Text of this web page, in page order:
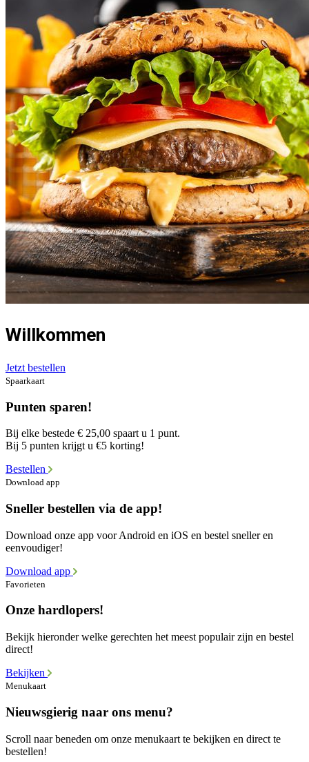
Willkommen
Jetzt bestellen
Spaarkaart
Punten sparen!
Bij elke bestede € 25,00 spaart u 1 punt.
Bij 5 punten krijgt u €5 korting!
Bestellen
Download app
Sneller bestellen via de app!
Download onze app voor Android en iOS en bestel sneller en
eenvoudiger!
Download app
Favorieten
Onze hardlopers!
Bekijk hieronder welke gerechten het meest populair zijn en bestel
direct!
Bekijken
Menukaart
Nieuwsgierig naar ons menu?
Scroll naar beneden om onze menukaart te bekijken en direct te
bestellen!